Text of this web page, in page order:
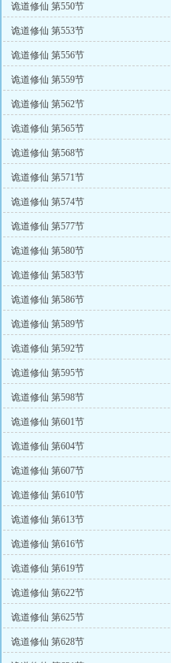
诡道修仙 第550节
诡道修仙 第553节
诡道修仙 第556节
诡道修仙 第559节
诡道修仙 第562节
诡道修仙 第565节
诡道修仙 第568节
诡道修仙 第571节
诡道修仙 第574节
诡道修仙 第577节
诡道修仙 第580节
诡道修仙 第583节
诡道修仙 第586节
诡道修仙 第589节
诡道修仙 第592节
诡道修仙 第595节
诡道修仙 第598节
诡道修仙 第601节
诡道修仙 第604节
诡道修仙 第607节
诡道修仙 第610节
诡道修仙 第613节
诡道修仙 第616节
诡道修仙 第619节
诡道修仙 第622节
诡道修仙 第625节
诡道修仙 第628节